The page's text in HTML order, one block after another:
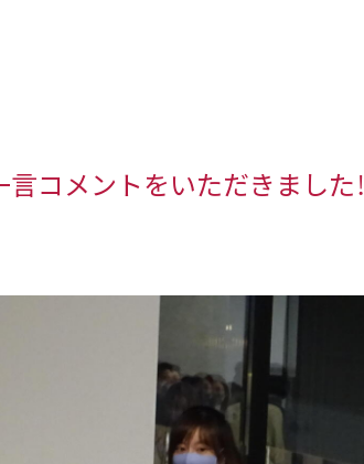
コメントをいただきました！